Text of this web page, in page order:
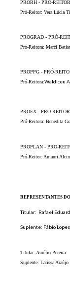
PRORH - PRO-
Pró-Reitor: Vera Lúcia
PROGRAD - PRÓ-
Pró-Reitora: Marci
PROPPG - PRÓ-
Pró-Reitora:Waldiceu
PROEX - PRO-
Pró-Reitora: Benedita
PROPLAN - PRO-
Pró-Reitor: Amauri
REPRESENTANTES
Titular: Rafael
Suplente: Fábio Lopes
Titular: Aurélio Pereira
Suplente: Larissa Araújo